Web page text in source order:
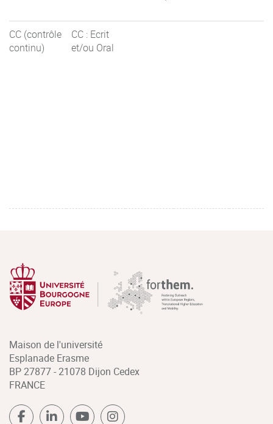
CC (contrôle
continu)
CC : Ecrit
et/ou Oral
Maison de l'université
Esplanade Erasme
BP 27877 - 21078 Dijon Cedex
FRANCE